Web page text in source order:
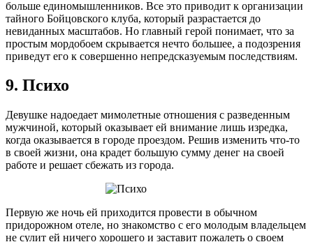
больше единомышленников. Все это приводит к организации
тайного Бойцовского клуба, который разрастается до
невиданных масштабов. Но главный герой понимает, что за
простым мордобоем скрывается нечто большее, а подозрения
приведут его к совершенно непредсказуемым последствиям.
9. Психо
Девушке надоедает мимолетные отношения с разведенным
мужчиной, который оказывает ей внимание лишь изредка,
когда оказывается в городе проездом. Решив изменить что-то
в своей жизни, она крадет большую сумму денег на своей
работе и решает сбежать из города.
Первую же ночь ей приходится провести в обычном
придорожном отеле, но знакомство с его молодым владельцем
не сулит ей ничего хорошего и заставит пожалеть о своем